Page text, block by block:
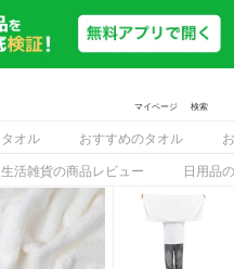
マイページ 検索
タオル おすすめのタオル
生活雑貨の商品レビュー 日用品